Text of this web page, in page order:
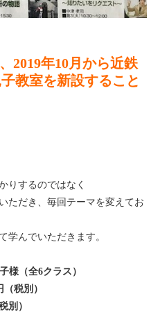
2019年10月から近鉄
教室を新設すること
りするのではなく
ただき、毎回テーマを変えてお
学んでいただきます。
様（全6クラス）
税別）
別）